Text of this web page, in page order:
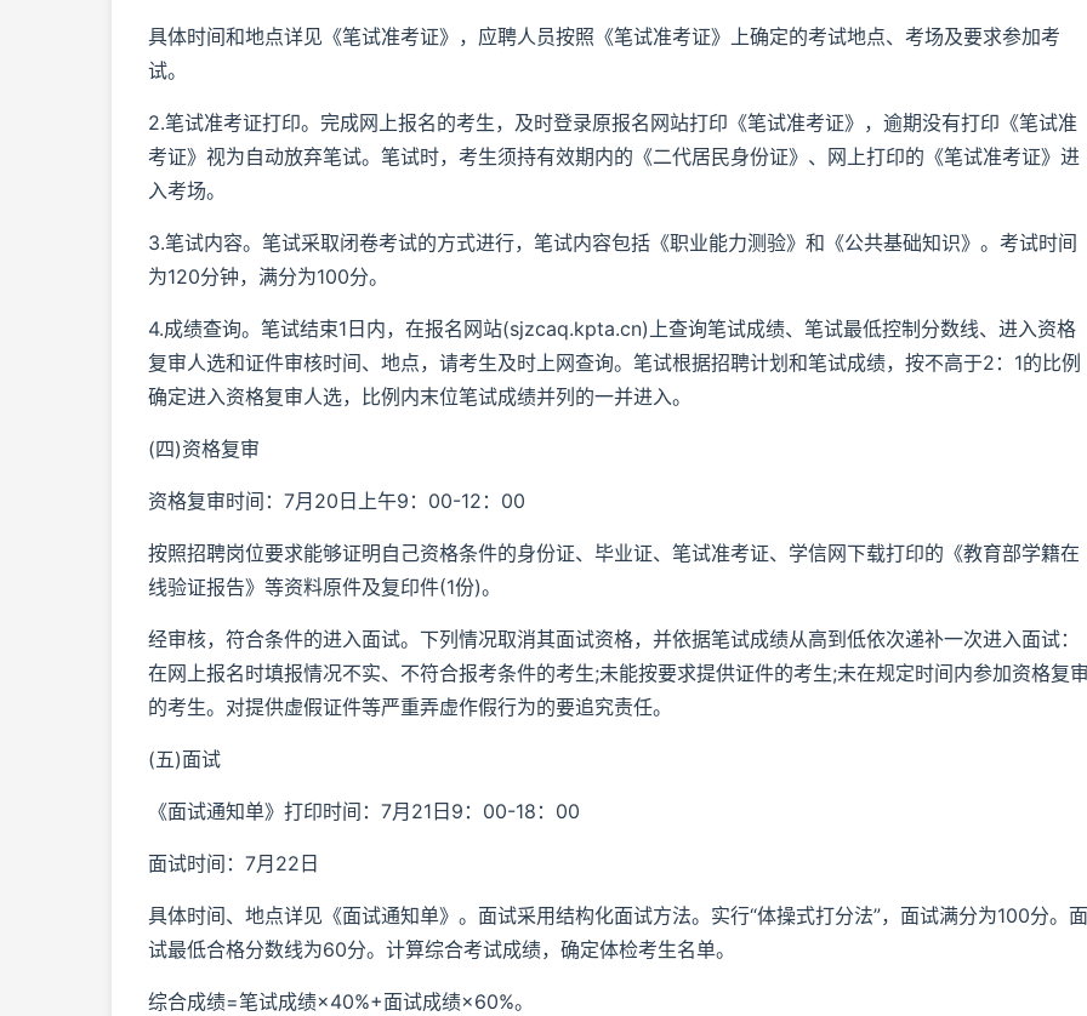
具体时间和地点详见《笔试准考证》，应聘人员按照《笔试准考证》上确定的考试地点、考场及要求参加考
试。
2.笔试准考证打印。完成网上报名的考生，及时登录原报名网站打印《笔试准考证》，逾期没有打印《笔试准
考证》视为自动放弃笔试。笔试时，考生须持有效期内的《二代居民身份证》、网上打印的《笔试准考证》进
入考场。
3.笔试内容。笔试采取闭卷考试的方式进行，笔试内容包括《职业能力测验》和《公共基础知识》。考试时间
为120分钟，满分为100分。
4.成绩查询。笔试结束1日内，在报名网站(sjzcaq.kpta.cn)上查询笔试成绩、笔试最低控制分数线、进入资格
复审人选和证件审核时间、地点，请考生及时上网查询。笔试根据招聘计划和笔试成绩，按不高于2：1的比例
确定进入资格复审人选，比例内末位笔试成绩并列的一并进入。
(四)资格复审
资格复审时间：7月20日上午9：00-12：00
按照招聘岗位要求能够证明自己资格条件的身份证、毕业证、笔试准考证、学信网下载打印的《教育部学籍在
线验证报告》等资料原件及复印件(1份)。
经审核，符合条件的进入面试。下列情况取消其面试资格，并依据笔试成绩从高到低依次递补一次进入面试：
在网上报名时填报情况不实、不符合报考条件的考生;未能按要求提供证件的考生;未在规定时间内参加资格复
的考生。对提供虚假证件等严重弄虚作假行为的要追究责任。
(五)面试
《面试通知单》打印时间：7月21日9：00-18：00
面试时间：7月22日
具体时间、地点详见《面试通知单》。面试采用结构化面试方法。实行“体操式打分法”，面试满分为100分。面
试最低合格分数线为60分。计算综合考试成绩，确定体检考生名单。
综合成绩=笔试成绩×40%+面试成绩×60%。